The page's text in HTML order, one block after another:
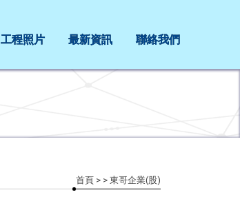
工程照片 最新資訊 聯絡我們
首頁> > 東哥企業(股)